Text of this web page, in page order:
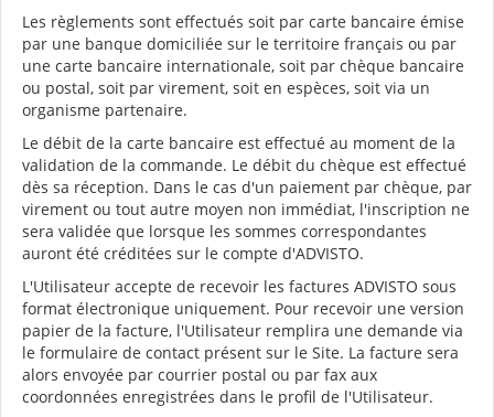
Les règlements sont effectués soit par carte bancaire émise
par une banque domiciliée sur le territoire français ou par
une carte bancaire internationale, soit par chèque bancaire
ou postal, soit par virement, soit en espèces, soit via un
organisme partenaire.
Le débit de la carte bancaire est effectué au moment de la
validation de la commande. Le débit du chèque est effectué
dès sa réception. Dans le cas d'un paiement par chèque, par
virement ou tout autre moyen non immédiat, l'inscription ne
sera validée que lorsque les sommes correspondantes
auront été créditées sur le compte d'ADVISTO.
L'Utilisateur accepte de recevoir les factures ADVISTO sous
format électronique uniquement. Pour recevoir une version
papier de la facture, l'Utilisateur remplira une demande via
le formulaire de contact présent sur le Site. La facture sera
alors envoyée par courrier postal ou par fax aux
coordonnées enregistrées dans le profil de l'Utilisateur.